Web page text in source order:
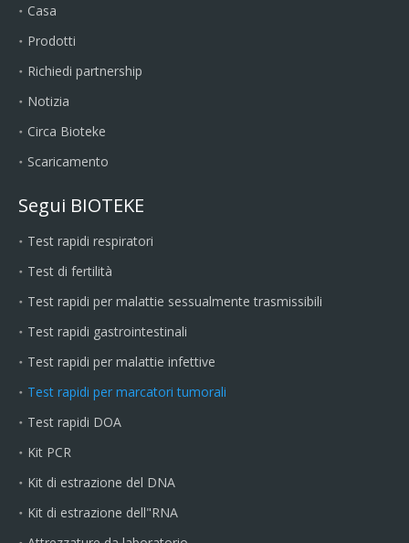
Casa
Prodotti
Richiedi partnership
Notizia
Circa Bioteke
Scaricamento
Segui BIOTEKE
Test rapidi respiratori
Test di fertilità
Test rapidi per malattie sessualmente trasmissibili
Test rapidi gastrointestinali
Test rapidi per malattie infettive
Test rapidi per marcatori tumorali
Test rapidi DOA
Kit PCR
Kit di estrazione del DNA
Kit di estrazione dell"RNA